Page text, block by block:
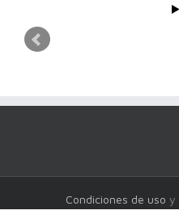
Condiciones de uso y